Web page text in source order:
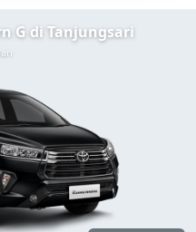
G di Tanjungsari